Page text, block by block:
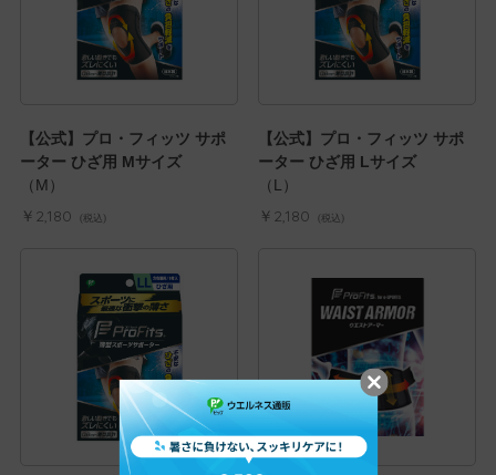
【公式】プロ・フィッツ サポ
ーター ひざ用 Mサイズ
（M）
￥2,180 (税込)
【公式】プロ・フィッツ サポ
ーター ひざ用 Lサイズ
（L）
￥2,180 (税込)